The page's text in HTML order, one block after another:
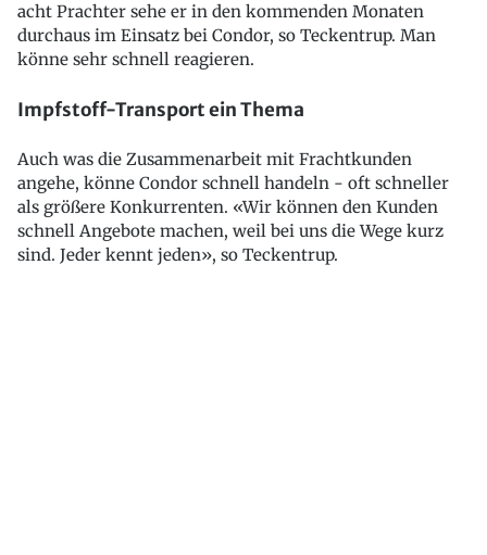
acht Prachter sehe er in den kommenden Monaten
durchaus im Einsatz bei Condor, so Teckentrup. Man
könne sehr schnell reagieren.
Impfstoff-Transport ein Thema
Auch was die Zusammenarbeit mit Frachtkunden
angehe, könne Condor schnell handeln - oft schneller
als größere Konkurrenten. «Wir können den Kunden
schnell Angebote machen, weil bei uns die Wege kurz
sind. Jeder kennt jeden», so Teckentrup.